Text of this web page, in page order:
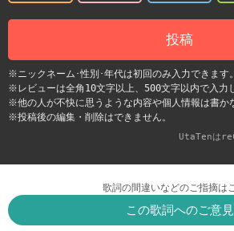
投稿
※ニックネーム･性別･年代は初回のみ入力できます。
※レビューは全角10文字以上、500文字以内で入力
※他の人が不快に思うような内容や個人情報は書か
※投稿後の編集・削除はできません。
UtaTenは
歌詞の間違いなどのご指摘は
この歌詞へのご意見